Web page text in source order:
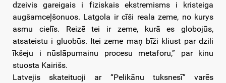
dzeivis gareigais i fiziskais ekstremisms i kristeiga
augšamceļšonuos. Latgola ir cīši reala zeme, no kurys
asmu cielīs. Reizē tei ir zeme, kurā es globojūs,
atsateistu i gluobūs. Itei zeme maņ bīži kliust par dzili
īkšeju i nūslāpumainu procesu metaforu,” par kinu
stuosta Kairišs.
Latvejis skateituoji ar “Pelikānu tuksnesī” varēs